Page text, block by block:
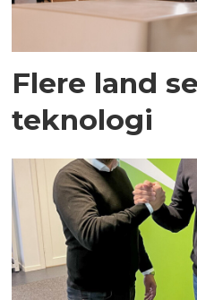
Flere land
teknologi